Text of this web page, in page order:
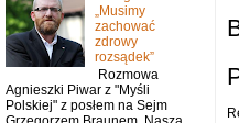
„Musimy
zachować
zdrowy
rozsądek”
Rozmowa
Agnieszki Piwar z "Myśli
Polskiej" z posłem na Sejm